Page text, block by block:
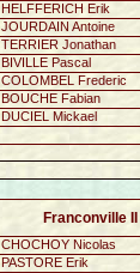
HELFFERICH Erik
JOURDAIN Antoine
TERRIER Jonathan
BIVILLE Pascal
COLOMBEL Frederic
BOUCHE Fabian
DUCIEL Mickael
Franconville II
CHOCHOY Nicolas
PASTORE Erik